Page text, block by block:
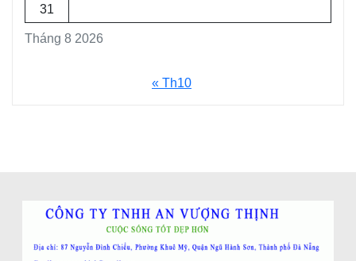
Tháng 8 2026
31
« Th10